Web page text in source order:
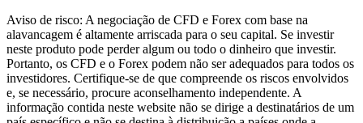
Aviso de risco: A negociação de CFD e Forex com base na
alavancagem é altamente arriscada para o seu capital. Se investir
neste produto pode perder algum ou todo o dinheiro que investir.
Portanto, os CFD e o Forex podem não ser adequados para todos os
investidores. Certifique-se de que compreende os riscos envolvidos
e, se necessário, procure aconselhamento independente. A
informação contida neste website não se dirige a destinatários de um